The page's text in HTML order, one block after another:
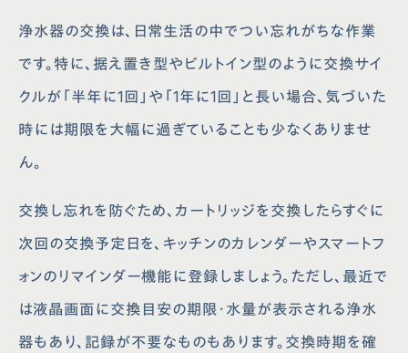
浄水器の交換は、日常生活の中でつい忘れがちな作業
です。特に、据え置き型やビルトイン型のように交換サイ
クルが「半年に1回」や「1年に1回」と長い場合、気づいた
時には期限を大幅に過ぎていることも少なくありませ
ん。
交換し忘れを防ぐため、カートリッジを交換したらすぐに
次回の交換予定日を、キッチンのカレンダーやスマートフ
ォンのリマインダー機能に登録しましょう。ただし、最近で
は液晶画面に交換目安の期限・水量が表示される浄水
器もあり、記録が不要なものもあります。交換時期を確